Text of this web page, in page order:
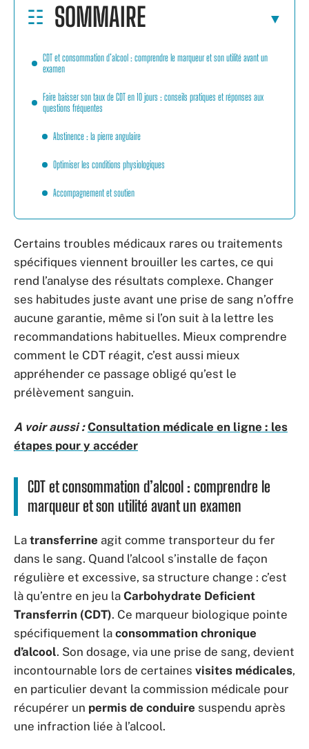
SOMMAIRE
CDT et consommation d’alcool : comprendre le marqueur et son utilité avant un
examen
Faire baisser son taux de CDT en 10 jours : conseils pratiques et réponses aux
questions fréquentes
Abstinence : la pierre angulaire
Optimiser les conditions physiologiques
Accompagnement et soutien
Certains troubles médicaux rares ou traitements
spécifiques viennent brouiller les cartes, ce qui
rend l’analyse des résultats complexe. Changer
ses habitudes juste avant une prise de sang n’offre
aucune garantie, même si l’on suit à la lettre les
recommandations habituelles. Mieux comprendre
comment le CDT réagit, c’est aussi mieux
appréhender ce passage obligé qu’est le
prélèvement sanguin.
A voir aussi : Consultation médicale en ligne : les
étapes pour y accéder
CDT et consommation d’alcool : comprendre le
marqueur et son utilité avant un examen
La transferrine agit comme transporteur du fer
dans le sang. Quand l’alcool s’installe de façon
régulière et excessive, sa structure change : c’est
là qu’entre en jeu la Carbohydrate Deficient
Transferrin (CDT). Ce marqueur biologique pointe
spécifiquement la consommation chronique
d’alcool. Son dosage, via une prise de sang, devient
incontournable lors de certaines visites médicales,
en particulier devant la commission médicale pour
récupérer un permis de conduire suspendu après
une infraction liée à l’alcool.